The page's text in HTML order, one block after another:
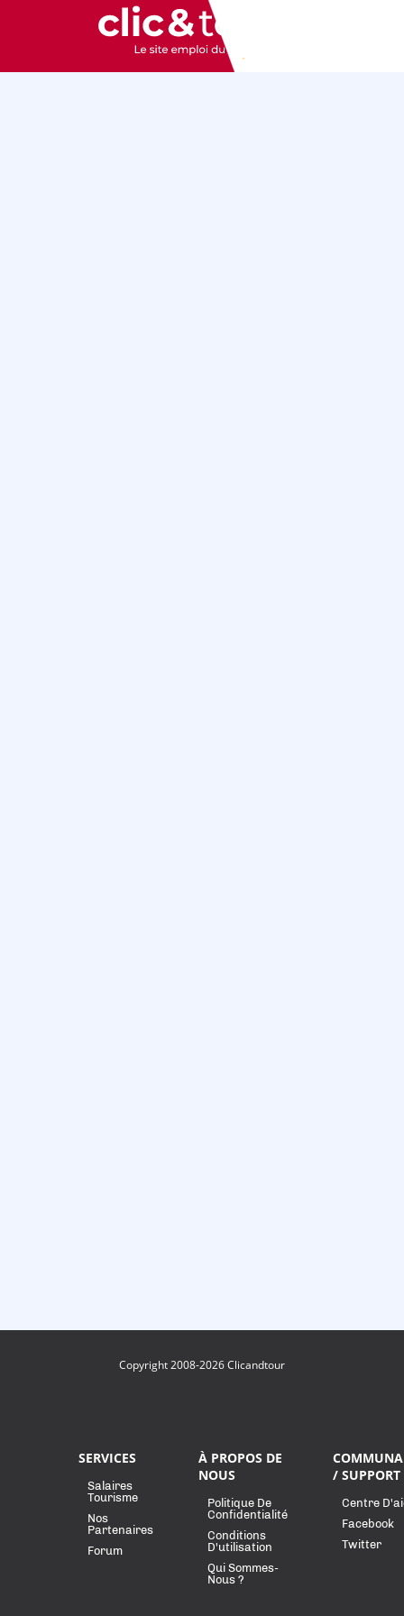
Copyright 2008-2026 Clicandtour
SERVICES
Salaires
Tourisme
Nos
Partenaires
Forum
À PROPOS DE
NOUS
Politique De
Confidentialité
Conditions
D'utilisation
Qui Sommes-
Nous ?
/ SUPPORT
Centre
Facebook
Twitter